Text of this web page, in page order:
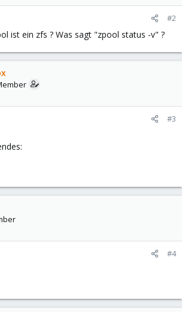
#2
ist ein zfs ? Was sagt "zpool status -v" ?
#3
#4